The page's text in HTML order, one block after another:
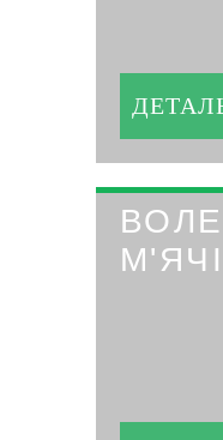
М'ЯЧІ